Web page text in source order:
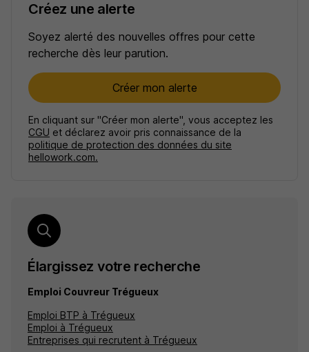
Créez une alerte
Soyez alerté des nouvelles offres pour cette
recherche dès leur parution.
Créer mon alerte
En cliquant sur "Créer mon alerte", vous acceptez les
CGU et déclarez avoir pris connaissance de la
politique de protection des données du site
hellowork.com.
Élargissez votre recherche
Emploi Couvreur Trégueux
Emploi BTP à Trégueux
Emploi à Trégueux
Entreprises qui recrutent à Trégueux